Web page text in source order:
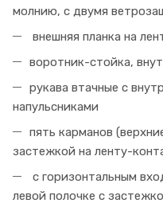
молнию, с двумя
внешняя планка на
воротник-стойка,
рукава втачные с
напульсниками
пять карманов
застежкой на ленту-
с горизонтальным
левой полочке с